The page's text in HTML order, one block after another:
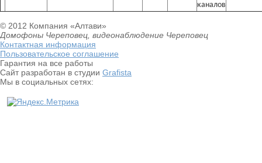
каналов
© 2012 Компания «Алтави»
Домофоны Череповец, видеонаблюдение Череповец
Контактная информация
Пользовательское соглашение
Гарантия на все работы
Сайт разработан в студии Grafista
Мы в социальных сетях: